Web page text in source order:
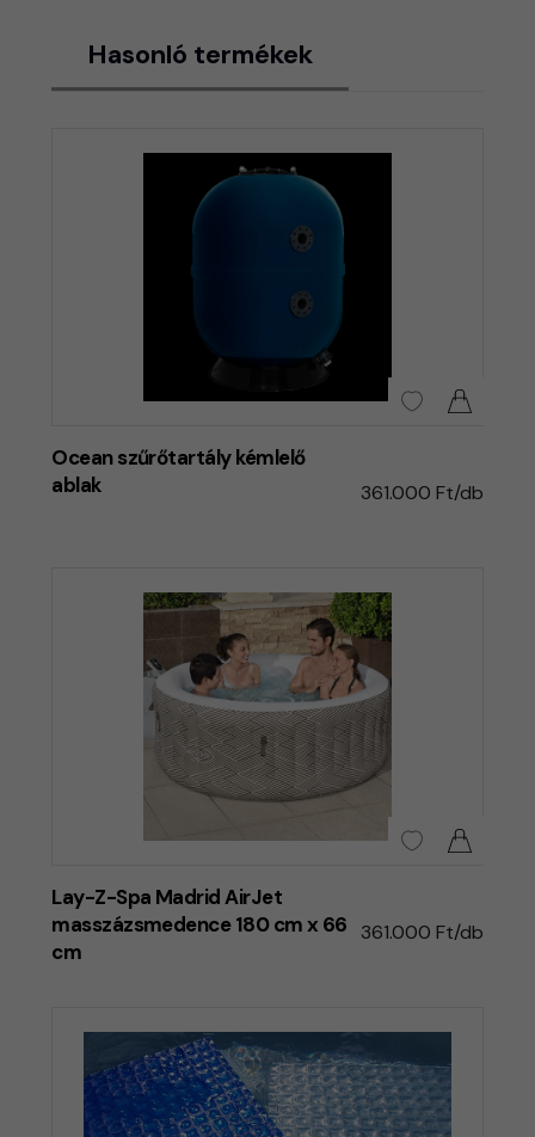
Hasonló termékek
Ocean szűrőtartály kémlelő
ablak
361.000 Ft/db
Lay-Z-Spa Madrid AirJet
masszázsmedence 180 cm x 66
cm
361.000 Ft/db